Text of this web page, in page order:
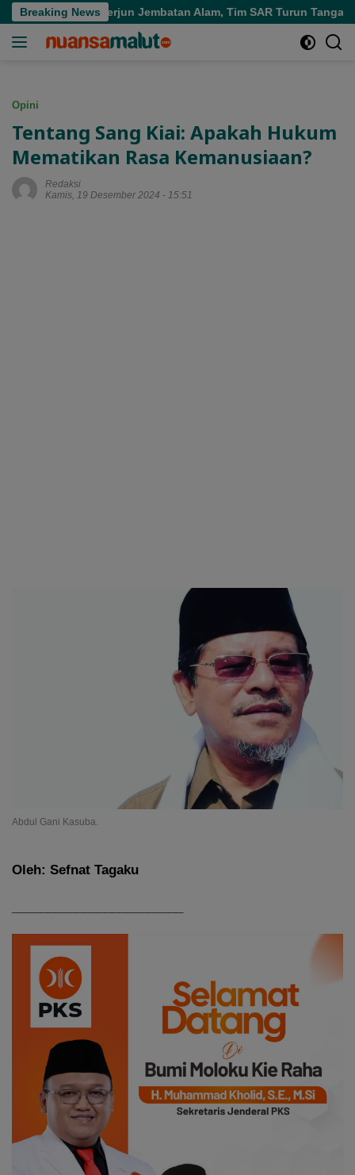
Langsung
ke
Breaking News
di Air Terjun Jembatan Alam, Tim SAR Turun Tangan
Opini
Tentang Sang Kiai: Apakah Hukum
Mematikan Rasa Kemanusiaan?
Redaksi
Kamis, 19 Desember 2024 - 15:51
Abdul Gani Kasuba.
Oleh: Sefnat Tagaku